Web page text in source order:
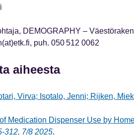
DEMOGRAPHY –
puh. 050 512 0062
aiheesta
Virva; Isotalo, Jenni; Rijken,
Medication Dispenser Use by
312, 7/8 2025.